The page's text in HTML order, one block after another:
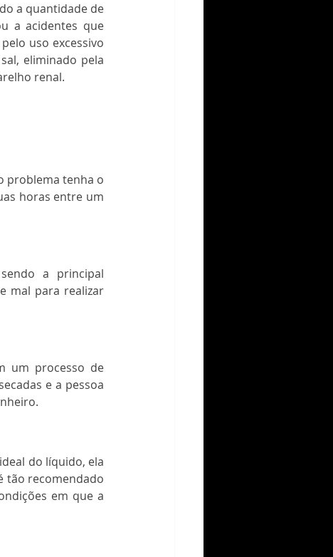
a quantidade de
a acidentes que
uso excessivo
eliminado pela
renal.
problema tenha o
horas entre um
a principal
mal para realizar
um processo de
e a pessoa
do líquido, ela
tão recomendado
em que a